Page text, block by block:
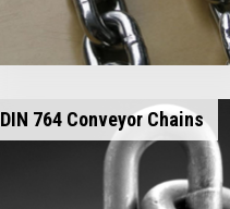
DIN 764 Conveyor Chains